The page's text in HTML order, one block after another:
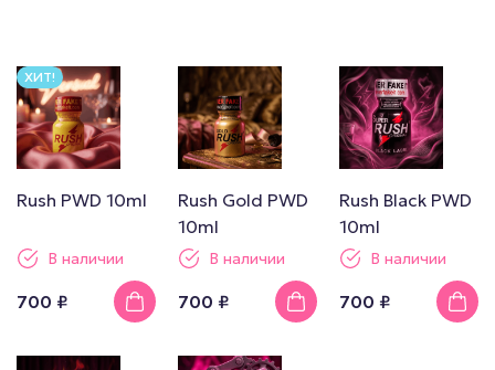
ХИТ!
Rush PWD 10ml
В наличии
700 ₽
Rush Gold PWD
10ml
В наличии
700 ₽
Rush Black PWD
10ml
В наличии
700 ₽